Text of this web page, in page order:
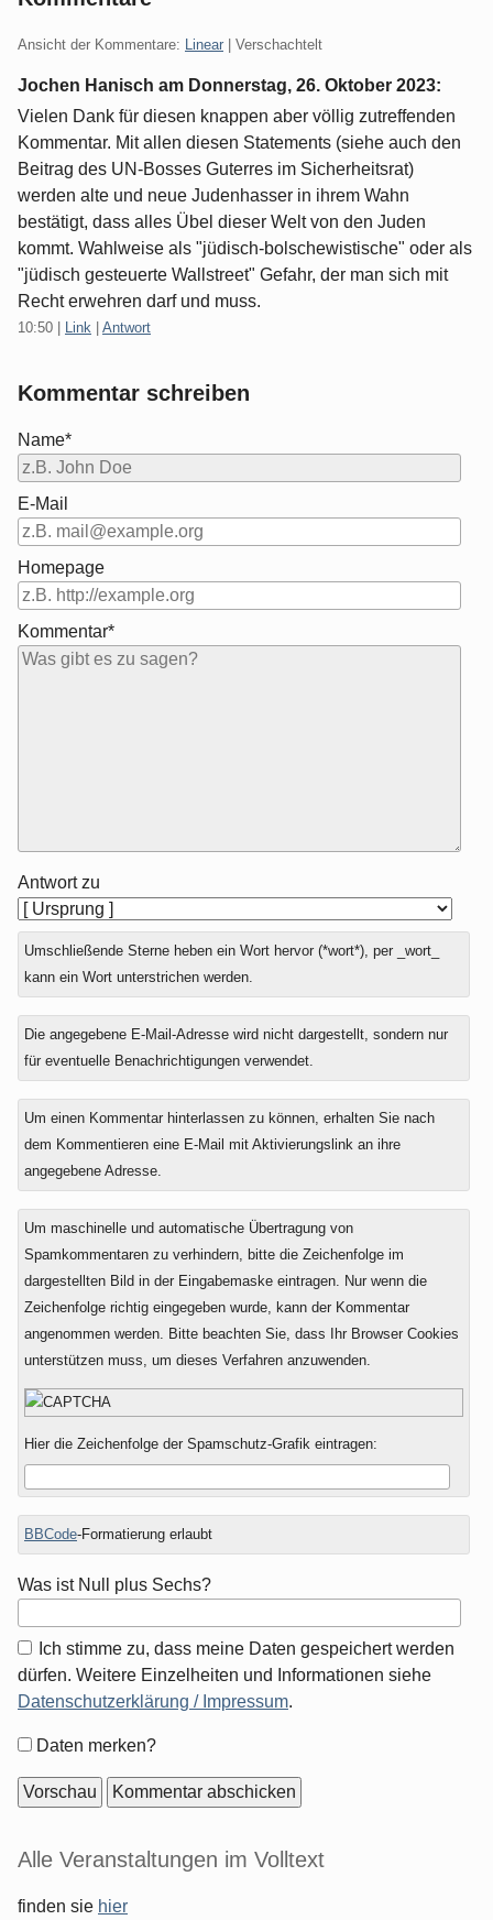
Ansicht der Kommentare: Linear | Verschachtelt
Jochen Hanisch am Donnerstag, 26. Oktober 2023:
Vielen Dank für diesen knappen aber völlig zutreffenden
Kommentar. Mit allen diesen Statements (siehe auch den
Beitrag des UN-Bosses Guterres im Sicherheitsrat)
werden alte und neue Judenhasser in ihrem Wahn
bestätigt, dass alles Übel dieser Welt von den Juden
kommt. Wahlweise als "jüdisch-bolschewistische" oder als
"jüdisch gesteuerte Wallstreet" Gefahr, der man sich mit
Recht erwehren darf und muss.
10:50 Link Antwort
Kommentar schreiben
Name*
E-Mail
Homepage
Kommentar*
Antwort zu
Umschließende Sterne heben ein Wort hervor (*wort*), per _wort_
kann ein Wort unterstrichen werden.
Die angegebene E-Mail-Adresse wird nicht dargestellt, sondern nur
für eventuelle Benachrichtigungen verwendet.
Um einen Kommentar hinterlassen zu können, erhalten Sie nach
dem Kommentieren eine E-Mail mit Aktivierungslink an ihre
angegebene Adresse.
Um maschinelle und automatische Übertragung von
Spamkommentaren zu verhindern, bitte die Zeichenfolge im
dargestellten Bild in der Eingabemaske eintragen. Nur wenn die
Zeichenfolge richtig eingegeben wurde, kann der Kommentar
angenommen werden. Bitte beachten Sie, dass Ihr Browser Cookies
unterstützen muss, um dieses Verfahren anzuwenden.
Hier die Zeichenfolge der Spamschutz-Grafik eintragen:
BBCode-Formatierung erlaubt
Was ist Null plus Sechs?
Ich stimme zu, dass meine Daten gespeichert werden
dürfen. Weitere Einzelheiten und Informationen siehe
Datenschutzerklärung / Impressum.
Formular-
Daten merken?
Seitenleiste
Alle Veranstaltungen im Volltext
finden sie hier